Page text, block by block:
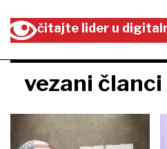
čitajte lider u
vezani članci